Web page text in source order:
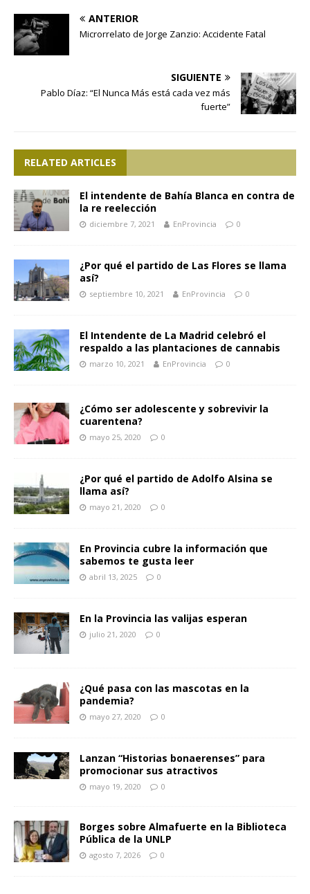
ANTERIOR
Microrrelato de Jorge Zanzio: Accidente Fatal
SIGUIENTE
Pablo Díaz: “El Nunca Más está cada vez más
fuerte”
RELATED ARTICLES
El intendente de Bahía Blanca en contra de
la re reelección
diciembre 7, 2021 EnProvincia 0
¿Por qué el partido de Las Flores se llama
así?
septiembre 10, 2021 EnProvincia 0
El Intendente de La Madrid celebró el
respaldo a las plantaciones de cannabis
marzo 10, 2021 EnProvincia 0
¿Cómo ser adolescente y sobrevivir la
cuarentena?
mayo 25, 2020 0
¿Por qué el partido de Adolfo Alsina se
llama así?
mayo 21, 2020 0
En Provincia cubre la información que
sabemos te gusta leer
abril 13, 2025 0
En la Provincia las valijas esperan
julio 21, 2020 0
¿Qué pasa con las mascotas en la
pandemia?
mayo 27, 2020 0
Lanzan “Historias bonaerenses” para
promocionar sus atractivos
mayo 19, 2020 0
Borges sobre Almafuerte en la Biblioteca
Pública de la UNLP
agosto 7, 2026 0